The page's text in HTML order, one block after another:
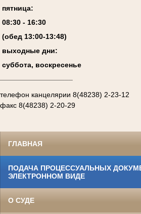
пятница:
08:30 - 16:30
(обед 13:00-13:48)
выходные дни:
суббота, воскресенье
телефон канцелярии 8(48238) 2-23-12
факс 8(48238) 2-20-29
ГЛАВНАЯ
ПОДАЧА ПРОЦЕССУАЛЬНЫХ
ЭЛЕКТРОННОМ ВИДЕ
О СУДЕ